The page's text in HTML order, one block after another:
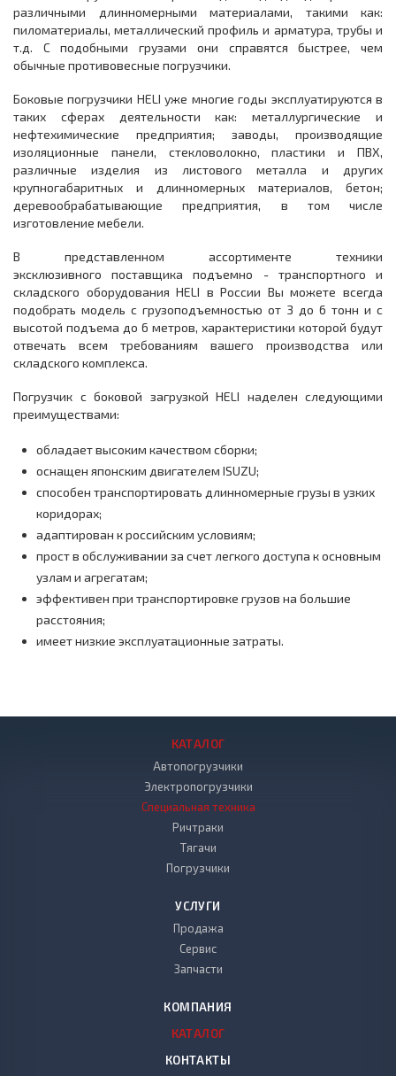
различными длинномерными материалами, такими как:
пиломатериалы, металлический профиль и арматура, трубы и
т.д. С подобными грузами они справятся быстрее, чем
обычные противовесные погрузчики.
Боковые погрузчики HELI уже многие годы эксплуатируются в
таких сферах деятельности как: металлургические и
нефтехимические предприятия; заводы, производящие
изоляционные панели, стекловолокно, пластики и ПВХ,
различные изделия из листового металла и других
крупногабаритных и длинномерных материалов, бетон;
деревообрабатывающие предприятия, в том числе
изготовление мебели.
В представленном ассортименте техники
эксклюзивного поставщика подъемно - транспортного и
складского оборудования HELI в России Вы можете всегда
подобрать модель с грузоподъемностью от 3 до 6 тонн и с
высотой подъема до 6 метров, характеристики которой будут
отвечать всем требованиям вашего производства или
складского комплекса.
Погрузчик с боковой загрузкой HELI наделен следующими
преимуществами:
обладает высоким качеством сборки;
оснащен японским двигателем ISUZU;
способен транспортировать длинномерные грузы в узких
коридорах;
адаптирован к российским условиям;
прост в обслуживании за счет легкого доступа к основным
узлам и агрегатам;
эффективен при транспортировке грузов на большие
расстояния;
имеет низкие эксплуатационные затраты.
КАТАЛОГ
Автопогрузчики
Электропогрузчики
Специальная техника
Ричтраки
Тягачи
Погрузчики
УСЛУГИ
Продажа
Сервис
Запчасти
КОМПАНИЯ
КАТАЛОГ
КОНТАКТЫ